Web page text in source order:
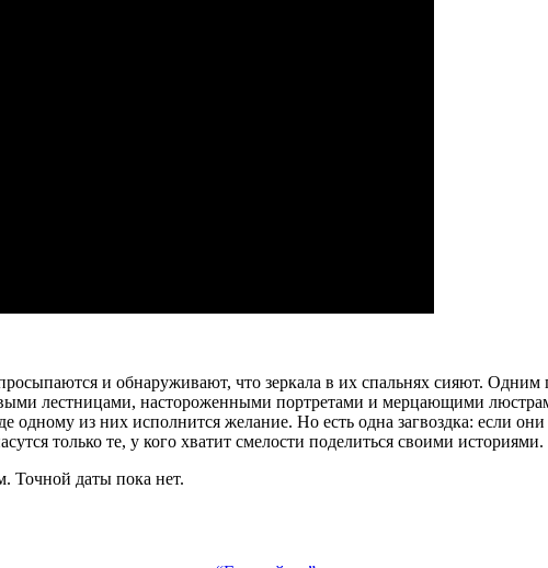
и обнаруживают, что зеркала в их спальнях сияют.
лестницами, настороженными портретами и мерцающими
одному из них исполнится желание. Но есть одна загвоздка: если
только те, у кого хватит смелости поделиться своими историями.
Точной даты пока нет.